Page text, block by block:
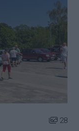
Liczba
28